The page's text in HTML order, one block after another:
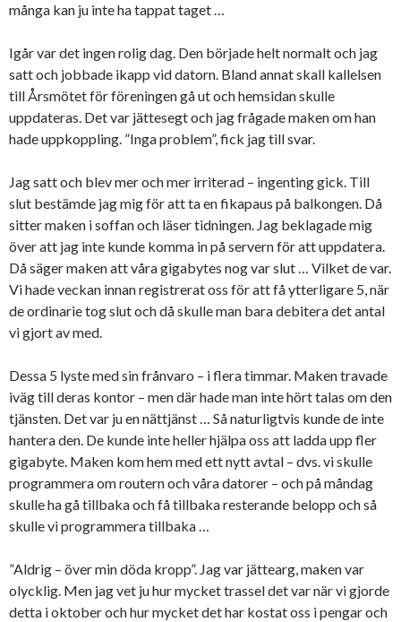
många kan ju inte ha tappat taget …
Igår var det ingen rolig dag. Den började helt normalt och jag
satt och jobbade ikapp vid datorn. Bland annat skall kallelsen
till Årsmötet för föreningen gå ut och hemsidan skulle
uppdateras. Det var jättesegt och jag frågade maken om han
hade uppkoppling. ”Inga problem”, fick jag till svar.
Jag satt och blev mer och mer irriterad – ingenting gick. Till
slut bestämde jag mig för att ta en fikapaus på balkongen. Då
sitter maken i soffan och läser tidningen. Jag beklagade mig
över att jag inte kunde komma in på servern för att uppdatera.
Då säger maken att våra gigabytes nog var slut … Vilket de var.
Vi hade veckan innan registrerat oss för att få ytterligare 5, när
de ordinarie tog slut och då skulle man bara debitera det antal
vi gjort av med.
Dessa 5 lyste med sin frånvaro – i flera timmar. Maken travade
iväg till deras kontor – men där hade man inte hört talas om den
tjänsten. Det var ju en nättjänst … Så naturligtvis kunde de inte
hantera den. De kunde inte heller hjälpa oss att ladda upp fler
gigabyte. Maken kom hem med ett nytt avtal – dvs. vi skulle
programmera om routern och våra datorer – och på måndag
skulle ha gå tillbaka och få tillbaka resterande belopp och så
skulle vi programmera tillbaka …
”Aldrig – över min döda kropp”. Jag var jättearg, maken var
olycklig. Men jag vet ju hur mycket trassel det var när vi gjorde
detta i oktober och hur mycket det har kostat oss i pengar och